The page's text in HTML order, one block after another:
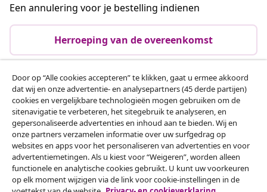
Een annulering voor je bestelling indienen
Herroeping van de overeenkomst
Klantenservice
Zakelijk
vidaXL
Door op “Alle cookies accepteren” te klikken, gaat u ermee akkoord
dat wij en onze advertentie- en analysepartners (45 derde partijen)
cookies en vergelijkbare technologieën mogen gebruiken om de
sitenavigatie te verbeteren, het sitegebruik te analyseren, en
gepersonaliseerde advertenties en inhoud aan te bieden. Wij en
onze partners verzamelen informatie over uw surfgedrag op
websites en apps voor het personaliseren van advertenties en voor
advertentiemetingen. Als u kiest voor “Weigeren”, worden alleen
functionele en analytische cookies gebruikt. U kunt uw voorkeuren
op elk moment wijzigen via de link voor cookie-instellingen in de